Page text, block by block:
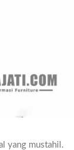
yang mustahil.